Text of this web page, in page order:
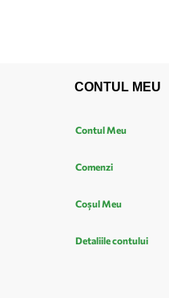
CONTUL MEU
Contul Meu
Comenzi
Coșul Meu
Detaliile contului